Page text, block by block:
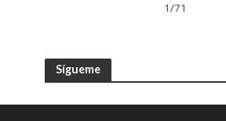
1/71
Sígueme